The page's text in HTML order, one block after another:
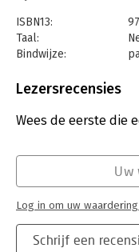
ISBN13:
Taal:
Bindwijze:
Uitgever:
Verschijningsdatum:
Lezersrecensies
Wees de eerste die
Schrijf een
Uw
Log in om uw